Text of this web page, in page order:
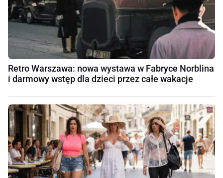
Retro Warszawa: nowa wystawa w Fabryce Norblina
i darmowy wstęp dla dzieci przez całe wakacje